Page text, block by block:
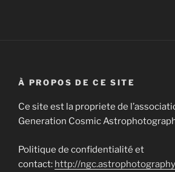
À PROPOS DE CE SITE
Ce site est la propriete de
Generation Cosmic
Politique de confidentialité et
contact: http://